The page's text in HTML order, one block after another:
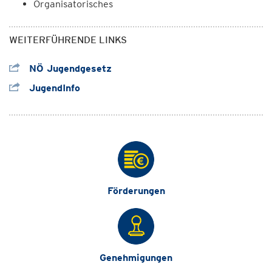
Organisatorisches
WEITERFÜHRENDE LINKS
NÖ Jugendgesetz
JugendInfo
Förderungen
Genehmigungen